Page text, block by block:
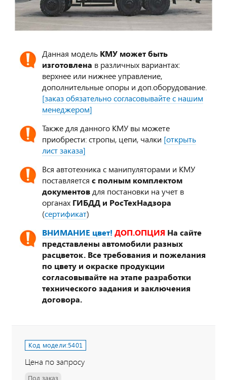
Данная модель КМУ может быть
изготовлена в различных вариантах:
верхнее или нижнее управление,
дополнительные опоры и доп.оборудование.
[заказ обязательно согласовывайте с нашим
менеджером]
Также для данного КМУ вы можете
приобрести: стропы, цепи, чалки [открыть
лист заказа]
Вся автотехника с манипуляторами и КМУ
поставляется с полным комплектом
документов для постановки на учет в
органах ГИБДД и РосТехНадзора
(сертификат)
ВНИМАНИЕ цвет! ДОП.ОПЦИЯ На сайте
представлены автомобили разных
расцветок. Все требования и пожелания
по цвету и окраске продукции
согласовывайте на этапе разработки
технического задания и заключения
договора.
Код модели:5401
Цена по запросу
Под заказ